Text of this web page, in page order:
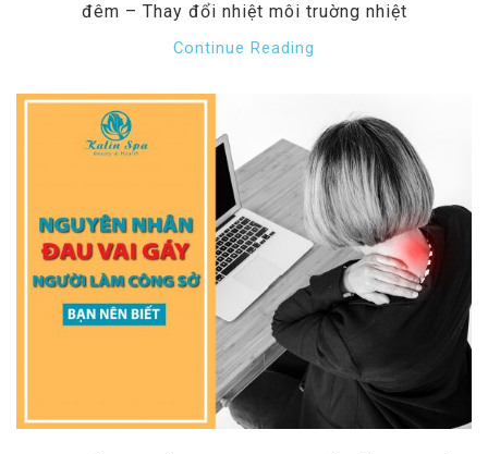
đêm – Thay đổi nhiệt môi truờng nhiệt
Continue Reading